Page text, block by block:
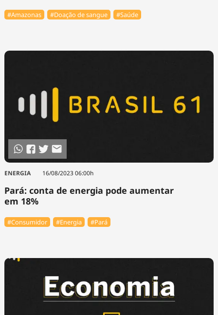
#Amazonas #Doação de sangue #Saúde
ENERGIA 16/08/2023 06:00h
Pará: conta de energia pode aumentar
em 18%
#Consumidor #Energia #Pará